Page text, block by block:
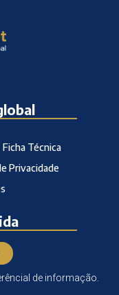
Ficha Técnica
Privacidade
de informação.